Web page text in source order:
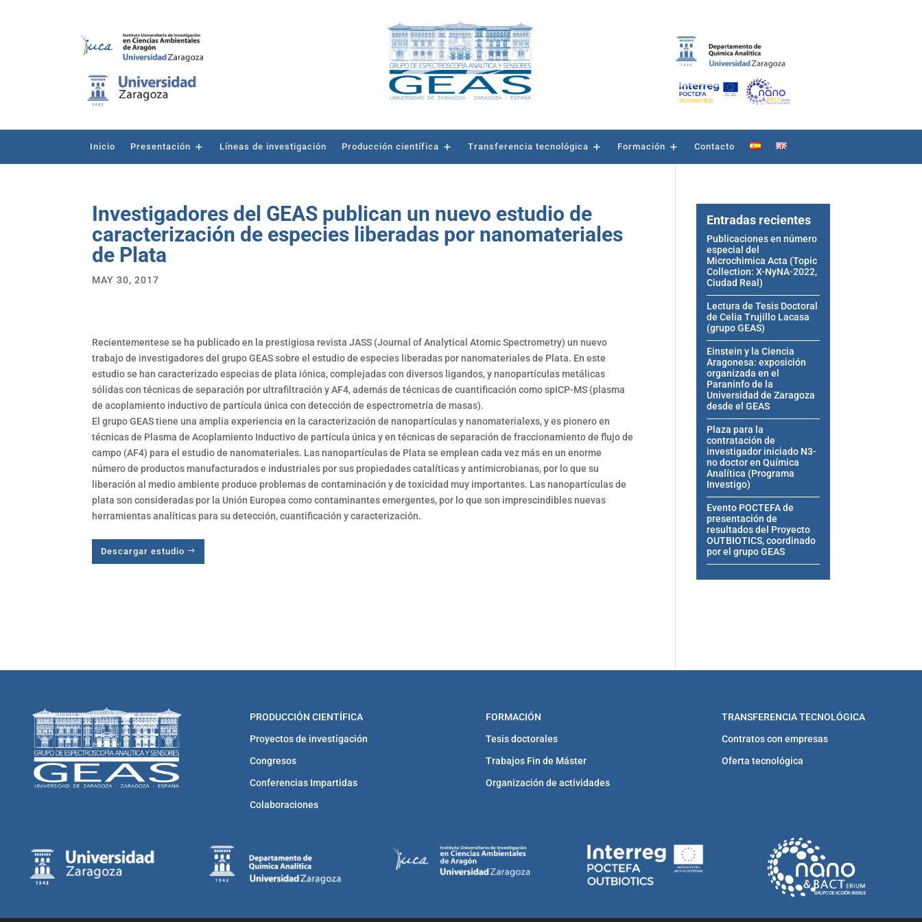
Inicio Presentación Líneas de investigación Producción científica Transferencia tecnológica Formación Contacto
Investigadores del GEAS publican un nuevo estudio de
caracterización de especies liberadas por nanomateriales
de Plata
MAY 30, 2017
Recientementese se ha publicado en la prestigiosa revista JASS (Journal of Analytical Atomic Spectrometry) un nuevo
trabajo de investigadores del grupo GEAS sobre el estudio de especies liberadas por nanomateriales de Plata. En este
estudio se han caracterizado especias de plata iónica, complejadas con diversos ligandos, y nanopartículas metálicas
sólidas con técnicas de separación por ultrafiltración y AF4, además de técnicas de cuantificación como spICP-MS (plasma
de acoplamiento inductivo de partícula única con detección de espectrometría de masas).
El grupo GEAS tiene una amplia experiencia en la caracterización de nanopartículas y nanomaterialexs, y es pionero en
técnicas de Plasma de Acoplamiento Inductivo de partícula única y en técnicas de separación de fraccionamiento de flujo de
campo (AF4) para el estudio de nanomateriales. Las nanopartículas de Plata se emplean cada vez más en un enorme
número de productos manufacturados e industriales por sus propiedades catalíticas y antimicrobianas, por lo que su
liberación al medio ambiente produce problemas de contaminación y de toxicidad muy importantes. Las nanopartículas de
plata son consideradas por la Unión Europea como contaminantes emergentes, por lo que son imprescindibles nuevas
herramientas analíticas para su detección, cuantificación y caracterización.
Descargar estudio
Entradas recientes
Publicaciones en número
especial del
Microchimica Acta (Topic
Collection: X-NyNA-2022,
Ciudad Real)
Lectura de Tesis Doctoral
de Celia Trujillo Lacasa
(grupo GEAS)
Einstein y la Ciencia
Aragonesa: exposición
organizada en el
Paraninfo de la
Universidad de Zaragoza
desde el GEAS
Plaza para la
contratación de
investigador iniciado N3-
no doctor en Química
Analítica (Programa
Investigo)
Evento POCTEFA de
presentación de
resultados del Proyecto
OUTBIOTICS, coordinado
por el grupo GEAS
PRODUCCIÓN CIENTÍFICA
Proyectos de investigación
Congresos
Conferencias Impartidas
Colaboraciones
FORMACIÓN
Tesis doctorales
Trabajos Fin de Máster
Organización de actividades
TRANSFERENCIA TECNOLÓGICA
Contratos con empresas
Oferta tecnológica